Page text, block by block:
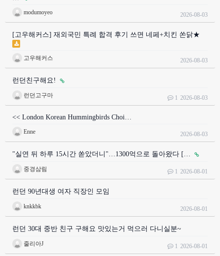
modumoyeo 2026-08-03
[고우해커스] 재외국민 특례 합격 후기 쓰면 네페+치킨 쏜닭★
고우해커스 2026-08-03
런던친구해요!
런던고구마 1 2026-08-03
<< London Korean Hummingbirds Choi…
Enne 2026-08-03
"실연 뒤 하루 15시간 쏟았더니"…1300억으로 돌아왔다 […
중경삼림 1 2026-08-01
런던 90년대생 여자 직장인 모임
knkkbk 2026-08-01
런던 30대 중반 친구 구해요 맛있는거 먹으러 다니실분~
줄리아J 1 2026-08-01